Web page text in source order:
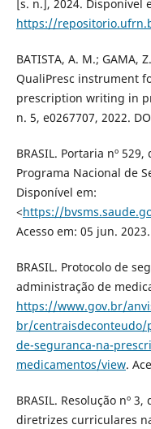
[s. n.], 2024. Disponível
https://
BATISTA, A. M.; GAMA,
QualiPresc instrument
prescription writing in
n. 5, e0267707, 2022.
BRASIL. Portaria nº
Programa Nacional de
Disponível em:
<https://
Acesso em: 05 jun. 2023.
BRASIL. Protocolo de
administração de
https://www.gov.br/
br/centraisdeconteudo/
de-seguranca-na-
medicamentos/view.
BRASIL. Resolução nº
diretrizes curriculares